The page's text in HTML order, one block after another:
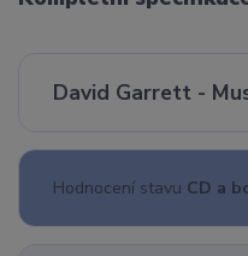
David Garrett -
Hodnocení stavu CD a